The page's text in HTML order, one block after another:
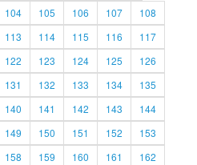
104 105 106 107
108
113 114 115 116
117
122 123 124 125
126
131 132 133 134
135
140 141 142 143
144
149 150 151 152
153
158 159 160 161
162